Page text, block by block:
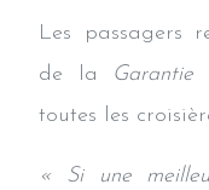
Les passagers
de la Garantie
toutes les
« Si une